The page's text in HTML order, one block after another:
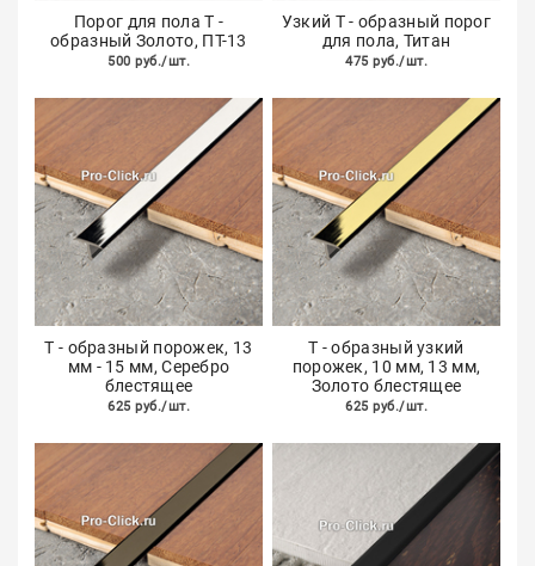
Порог для пола Т -
образный Золото, ПТ-13
500 руб./шт.
Узкий Т - образный порог
для пола, Титан
475 руб./шт.
Т - образный порожек, 13
мм - 15 мм, Серебро
блестящее
625 руб./шт.
Т - образный узкий
порожек, 10 мм, 13 мм,
Золото блестящее
625 руб./шт.